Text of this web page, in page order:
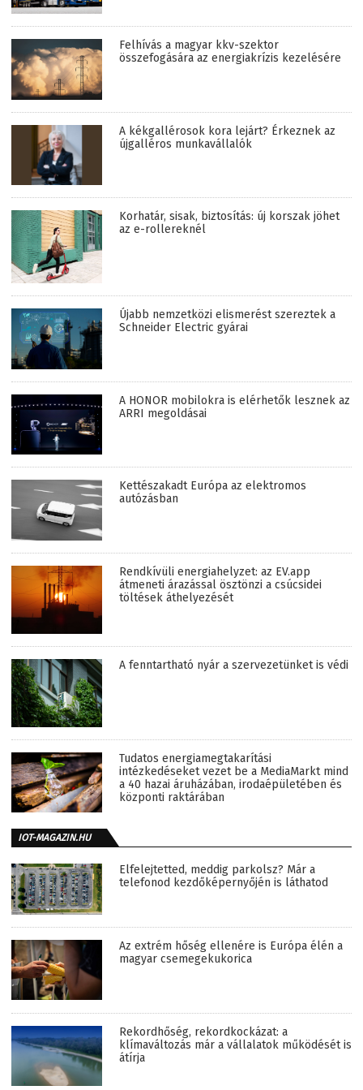
Felhívás a magyar kkv-szektor
összefogására az energiakrízis kezelésére
A kékgallérosok kora lejárt? Érkeznek az
újgalléros munkavállalók
Korhatár, sisak, biztosítás: új korszak jöhet
az e-rollereknél
Újabb nemzetközi elismerést szereztek a
Schneider Electric gyárai
A HONOR mobilokra is elérhetők lesznek az
ARRI megoldásai
Kettészakadt Európa az elektromos
autózásban
Rendkívüli energiahelyzet: az EV.app
átmeneti árazással ösztönzi a csúcsidei
töltések áthelyezését
A fenntartható nyár a szervezetünket is védi
Tudatos energiamegtakarítási
intézkedéseket vezet be a MediaMarkt mind
a 40 hazai áruházában, irodaépületében és
központi raktárában
IOT-MAGAZIN.HU
Elfelejtetted, meddig parkolsz? Már a
telefonod kezdőképernyőjén is láthatod
Az extrém hőség ellenére is Európa élén a
magyar csemegekukorica
Rekordhőség, rekordkockázat: a
klímaváltozás már a vállalatok működését is
átírja